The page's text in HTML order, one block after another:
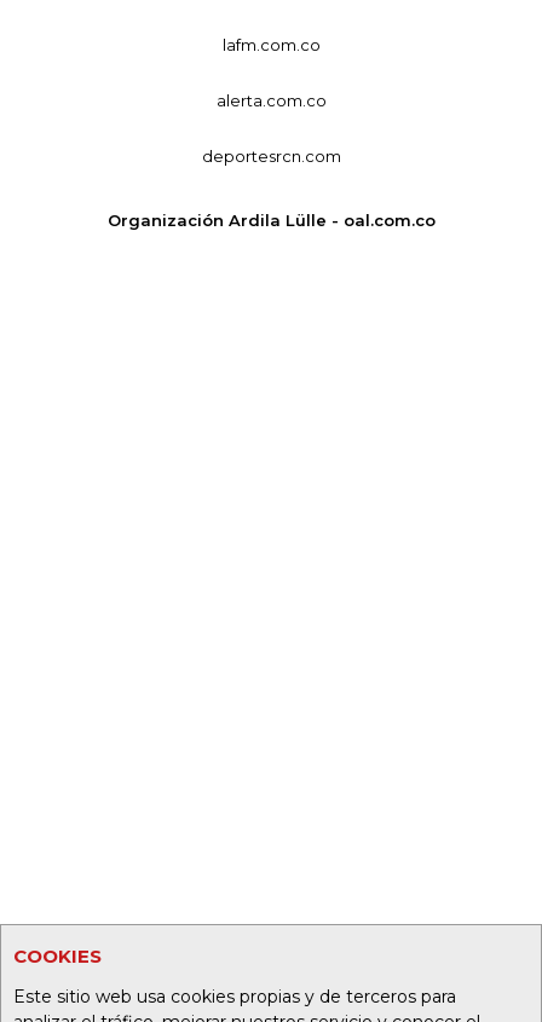
COOKIES
Este sitio web usa cookies propias y de terceros para
lafm.com.co
alerta.com.co
deportesrcn.com
Organización Ardila Lülle - oal.com.co